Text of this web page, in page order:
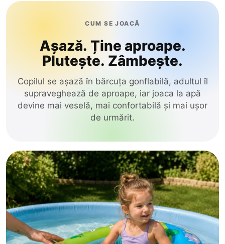
CUM SE JOACĂ
Așază. Ține aproape.
Plutește. Zâmbește.
Copilul se așază în bărcuța gonflabilă, adultul îl
supraveghează de aproape, iar joaca la apă
devine mai veselă, mai confortabilă și mai ușor
de urmărit.
de Tras-Împins
Stil & Frumusețe
Electrice
Jocuri
Păpuși
Circuit Masini
Leova
Nisporeni
Rezina
Riscani
Singerei
Soldanesti
Soroca